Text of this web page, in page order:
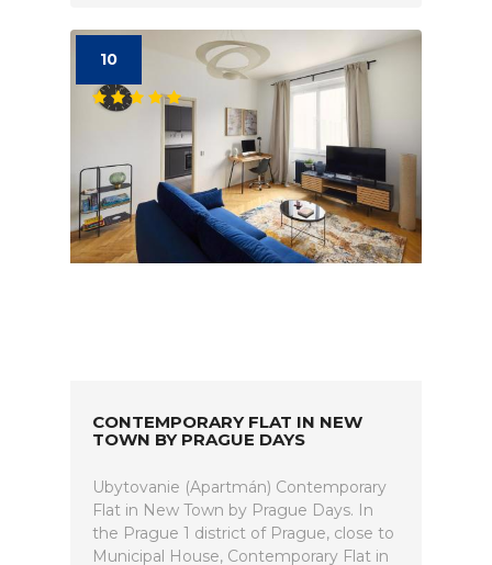
10
CONTEMPORARY FLAT IN NEW
TOWN BY PRAGUE DAYS
Ubytovanie (Apartmán) Contemporary
Flat in New Town by Prague Days. In
the Prague 1 district of Prague, close to
Municipal House, Contemporary Flat in